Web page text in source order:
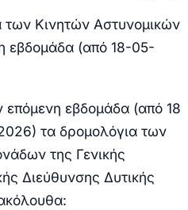
των Κινητών Αστυνομικών
εβδομάδα (από 18-05-
επόμενη εβδομάδα (από 18
τα δρομολόγια των
της Γενικής
Διεύθυνσης Δυτικής